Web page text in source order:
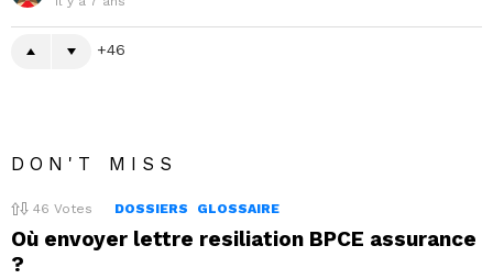
46
DON'T MISS
46 Votes DOSSIERS GLOSSAIRE
Où envoyer lettre resiliation BPCE assurance
?